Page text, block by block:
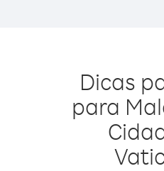
Dicas
para